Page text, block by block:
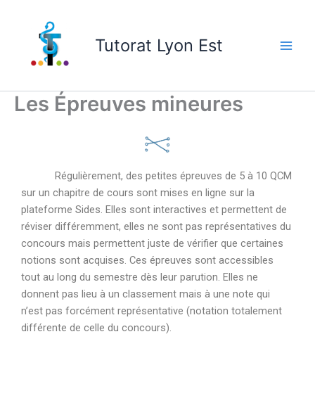
Tutorat Lyon Est
Les Épreuves mineures
Régulièrement, des petites épreuves de 5 à 10 QCM
sur un chapitre de cours sont mises en ligne sur la
plateforme Sides. Elles sont interactives et permettent de
réviser différemment, elles ne sont pas représentatives du
concours mais permettent juste de vérifier que certaines
notions sont acquises. Ces épreuves sont accessibles
tout au long du semestre dès leur parution. Elles ne
donnent pas lieu à un classement mais à une note qui
n’est pas forcément représentative (notation totalement
différente de celle du concours).